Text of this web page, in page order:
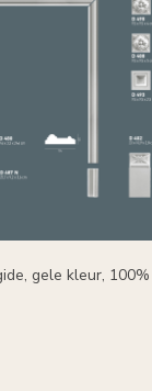
gele kleur, 100%